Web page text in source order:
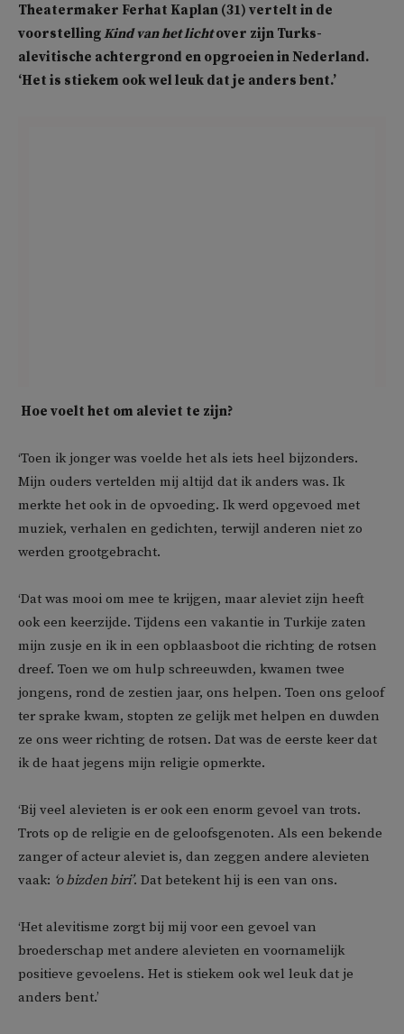
Theatermaker Ferhat Kaplan (31) vertelt in de
voorstellingKind van het lichtover zijn Turks-
alevitische achtergrond en opgroeien in Nederland.
‘Het is stiekem ook wel leuk dat je anders bent.’
Hoe voelt het om aleviet te zijn?
‘Toen ik jonger was voelde het als iets heel bijzonders.
Mijn ouders vertelden mij altijd dat ik anders was. Ik
merkte het ook in de opvoeding. Ik werd opgevoed met
muziek, verhalen en gedichten, terwijl anderen niet zo
werden grootgebracht.
‘Dat was mooi om mee te krijgen, maar aleviet zijn heeft
ook een keerzijde. Tijdens een vakantie in Turkije zaten
mijn zusje en ik in een opblaasboot die richting de rotsen
dreef. Toen we om hulp schreeuwden, kwamen twee
jongens, rond de zestien jaar, ons helpen. Toen ons geloof
ter sprake kwam, stopten ze gelijk met helpen en duwden
ze ons weer richting de rotsen. Dat was de eerste keer dat
ik de haat jegens mijn religie opmerkte.
‘Bij veel alevieten is er ook een enorm gevoel van trots.
Trots op de religie en de geloofsgenoten. Als een bekende
zanger of acteur aleviet is, dan zeggen andere alevieten
vaak: ‘o bizden biri’. Dat betekent hij is een van ons.
‘Het alevitisme zorgt bij mij voor een gevoel van
broederschap met andere alevieten en voornamelijk
positieve gevoelens. Het is stiekem ook wel leuk dat je
anders bent.’